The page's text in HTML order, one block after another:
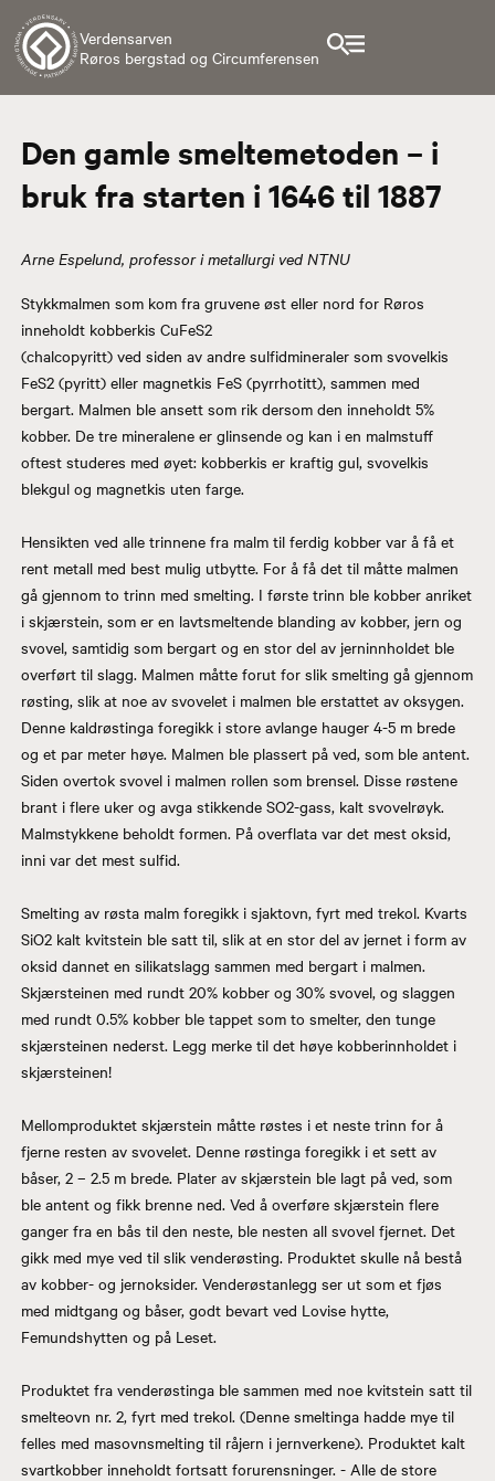
Verdensarven
Røros bergstad og Circumferensen
Den gamle smeltemetoden – i
bruk fra starten i 1646 til 1887
Arne Espelund, professor i metallurgi ved NTNU
Stykkmalmen som kom fra gruvene øst eller nord for Røros
inneholdt kobberkis CuFeS2
(chalcopyritt) ved siden av andre sulfidmineraler som svovelkis
FeS2 (pyritt) eller magnetkis FeS (pyrrhotitt), sammen med
bergart. Malmen ble ansett som rik dersom den inneholdt 5%
kobber. De tre mineralene er glinsende og kan i en malmstuff
oftest studeres med øyet: kobberkis er kraftig gul, svovelkis
blekgul og magnetkis uten farge.
Hensikten ved alle trinnene fra malm til ferdig kobber var å få et
rent metall med best mulig utbytte. For å få det til måtte malmen
gå gjennom to trinn med smelting. I første trinn ble kobber anriket
i skjærstein, som er en lavtsmeltende blanding av kobber, jern og
svovel, samtidig som bergart og en stor del av jerninnholdet ble
overført til slagg. Malmen måtte forut for slik smelting gå gjennom
røsting, slik at noe av svovelet i malmen ble erstattet av oksygen.
Denne kaldrøstinga foregikk i store avlange hauger 4-5 m brede
og et par meter høye. Malmen ble plassert på ved, som ble antent.
Siden overtok svovel i malmen rollen som brensel. Disse røstene
brant i flere uker og avga stikkende SO2-gass, kalt svovelrøyk.
Malmstykkene beholdt formen. På overflata var det mest oksid,
inni var det mest sulfid.
Smelting av røsta malm foregikk i sjaktovn, fyrt med trekol. Kvarts
SiO2 kalt kvitstein ble satt til, slik at en stor del av jernet i form av
oksid dannet en silikatslagg sammen med bergart i malmen.
Skjærsteinen med rundt 20% kobber og 30% svovel, og slaggen
med rundt 0.5% kobber ble tappet som to smelter, den tunge
skjærsteinen nederst. Legg merke til det høye kobberinnholdet i
skjærsteinen!
Mellomproduktet skjærstein måtte røstes i et neste trinn for å
fjerne resten av svovelet. Denne røstinga foregikk i et sett av
båser, 2 – 2.5 m brede. Plater av skjærstein ble lagt på ved, som
ble antent og fikk brenne ned. Ved å overføre skjærstein flere
ganger fra en bås til den neste, ble nesten all svovel fjernet. Det
gikk med mye ved til slik venderøsting. Produktet skulle nå bestå
av kobber- og jernoksider. Venderøstanlegg ser ut som et fjøs
med midtgang og båser, godt bevart ved Lovise hytte,
Femundshytten og på Leset.
Produktet fra venderøstinga ble sammen med noe kvitstein satt til
smelteovn nr. 2, fyrt med trekol. (Denne smeltinga hadde mye til
felles med masovnsmelting til råjern i jernverkene). Produktet kalt
svartkobber inneholdt fortsatt forurensninger. - Alle de store